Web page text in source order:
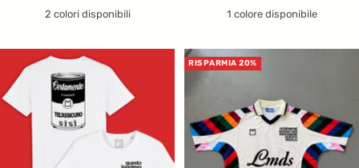
di
2 colori disponibili
di
1 colore disponibile
RISPARMIA 20%